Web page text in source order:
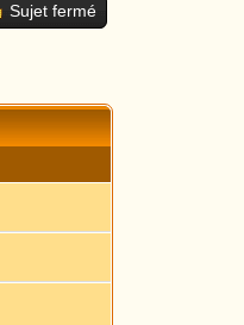
Sujet fermé